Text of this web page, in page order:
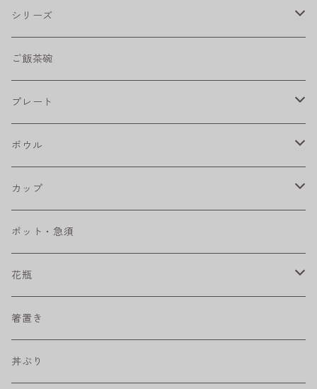
シリーズ
shabby chic style
フラワーパレード
八角シリーズ
RONDE
ベベルボウル
プリーツ
藍駒
ワビカップ
ご飯茶碗
プレート
楕円皿
丸皿
長皿
角皿
取皿
盛皿
カレー＆パスタ皿
ボウル
大鉢
中鉢
小鉢
カップ
カップ
マグカップ
フリーカップ
そば猪口
ポット・急須
花瓶
水差し
箸置き
丼ぶり